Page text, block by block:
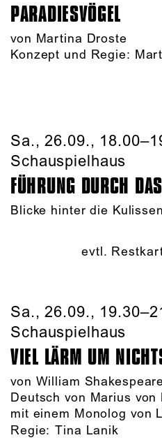
PARADIES­VÖGEL
von Martina Droste
Konzept und Regie:
Sa., 26.09.,
Schauspielhaus
FÜHRUNG DURCH
Blicke hinter die
evtl.
Sa., 26.09.,
Schauspielhaus
VIEL LÄRM UM
von William Shakespeare
Deutsch von Marius von
mit einem Monolog von
Regie: Tina Lanik